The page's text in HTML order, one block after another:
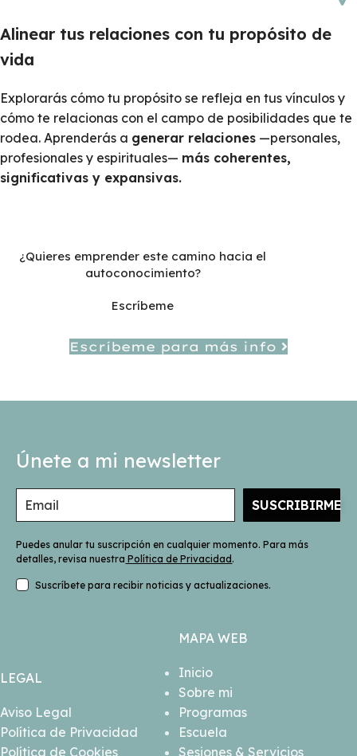
Alinear tus relaciones con tu propósito de
vida
Explorarás cómo tu propósito se refleja en tus vínculos y
cómo te relacionas con el campo de posibilidades que te
rodea. Aprenderás a generar relaciones —personales,
profesionales y espirituales— más coherentes,
significativas y expansivas.
¿Quieres emprender este camino hacia el
autoconocimiento?
Escríbeme
Escríbeme para más info
Únete a mi newsletter
SUSCRIBIRME
Puedes anular tu suscripción en cualquier momento. Para más
detalles, revisa nuestra Política de Privacidad.
Suscríbete para recibir noticias y actualizaciones.
LEGAL
Aviso Legal
Política de Privacidad
Política de Cookies
MAPA WEB
Inicio
Sobre mi
Programas
Escuela
Sesiones & Servicios